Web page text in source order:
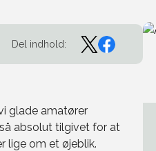
Del indhold:
glade amatører
absolut tilgivet for at
lige om et øjeblik.